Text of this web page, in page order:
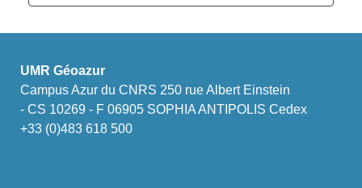
UMR Géoazur
Campus Azur du CNRS 250 rue Albert Einstein
- CS 10269 - F 06905 SOPHIA ANTIPOLIS Cedex
+33 (0)483 618 500